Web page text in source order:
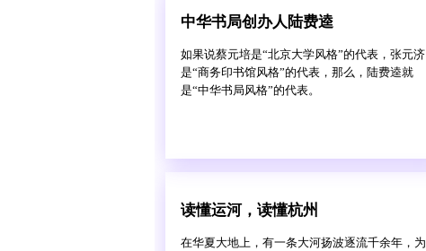
中华书局创办人陆费逵
如果说蔡元培是“北京大学风格”的代表，张元济
是“商务印书馆风格”的代表，那么，陆费逵就
是“中华书局风格”的代表。
读懂运河，读懂杭州
在华夏大地上，有一条大河扬波逐流千余年，为